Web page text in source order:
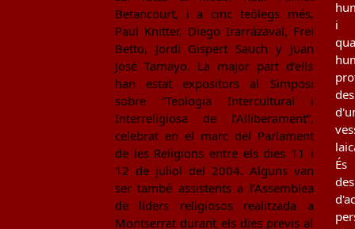
Betancourt, i a cinc teòlegs més,
Paul Knitter, Diego Irarrázaval, Frei
Betto, Jordi Gispert Sauch y Juan
José Tamayo. La major part d’ells
han estat expositors al Simposi
sobre “Teologia Intercultural i
Interreligiosa de l’Alliberament”,
celebrat en el marc del Parlament
de les Religions entre els dies 11 i
12 de juliol del 2004. Alguns van
ser també assistents a l’Assemblea
de líders religiosos realitzada a
Montserrat durant els dies previs al
i
des
És
des